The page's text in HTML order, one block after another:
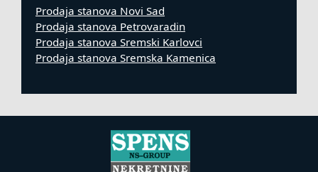
Prodaja stanova Novi Sad
Prodaja stanova Petrovaradin
Prodaja stanova Sremski Karlovci
Prodaja stanova Sremska Kamenica